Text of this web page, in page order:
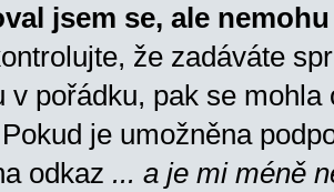
jsem se, ale
že zadáváte
v pořádku, pak se
je umožněna
odkaz ... a je mi méně